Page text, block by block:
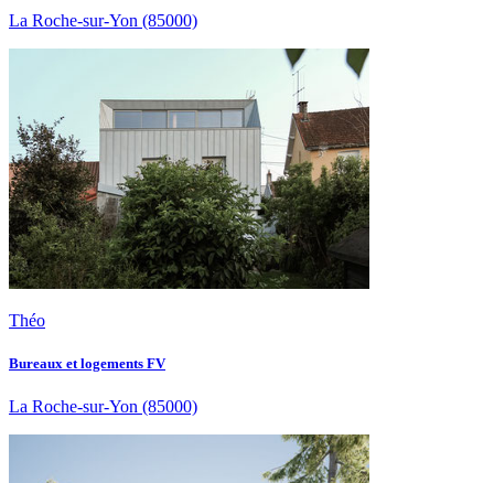
La Roche-sur-Yon (85000)
Théo
Bureaux et logements FV
La Roche-sur-Yon (85000)